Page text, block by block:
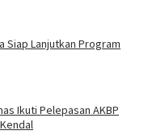
Siap Lanjutkan Program
Ikuti Pelepasan AKBP